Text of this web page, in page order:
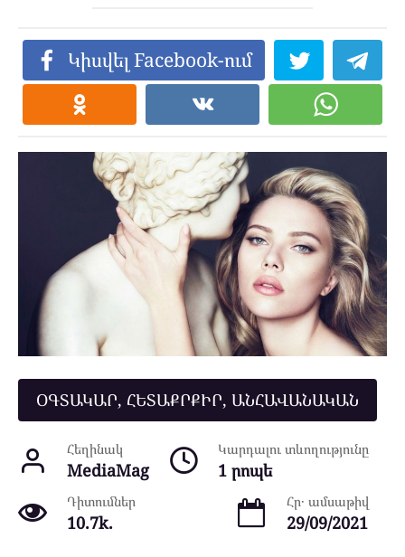
Կիսվել Facebook-ում
ՕԳՏԱԿԱՐ, ՀԵՏԱՔՐՔԻՐ, ԱՆՀԱՎԱՆԱԿԱՆ
Հեղինակ
MediaMag
Կարդալու տևողությունը
1 րոպե
Դիտումներ
10.7k.
Հր․ ամսաթիվ
29/09/2021